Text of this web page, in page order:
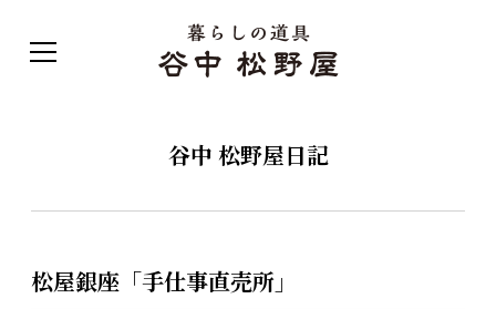
谷中 松野屋日記
松屋銀座「手仕事直売所」